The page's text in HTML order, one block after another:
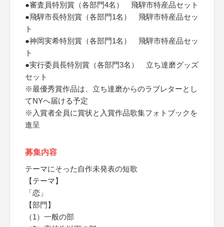
●審査員特別賞（各部門4名） 飛騨市特産品セット
●飛騨市長特別賞（各部門1名） 飛騨市特産品セッ
ト
●神岡実希特別賞（各部門1名） 飛騨市特産品セッ
ト
●実行委員長特別賞（各部門3名） 立ち達磨グッズ
セット
※最優秀賞作品は、立ち達磨からのラブレターとし
てNYへ届ける予定
※入賞者全員に賞状と入賞作品歌集フォトブックを
進呈
募集内容
テーマにそった自作未発表の短歌
【テーマ】
「恋」
【部門】
（1）一般の部